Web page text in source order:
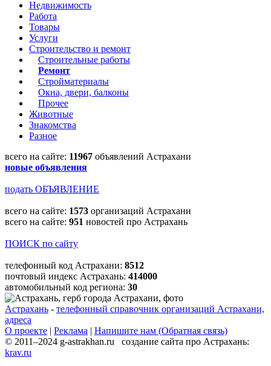
Недвижимость
Работа
Товары
Услуги
Строительство и ремонт
Строительные работы
Ремонт
Стройматериалы
Окна, двери, балконы
Прочее
Животные
Знакомства
Разное
всего на сайте: 11967 объявлений Астрахани
новые объявления
подать ОБЪЯВЛЕНИЕ
всего на сайте: 1573 организаций Астрахани
всего на сайте: 951 новостей про Астрахань
ПОИСК по сайту
телефонный код Астрахани: 8512
почтовый индекс Астрахань: 414000
автомобильный код региона: 30
Астрахань - телефонный справочник организаций Астрахани,
адреса
О проекте | Реклама | Напишите нам (Обратная связь)
© 2011–2024 g-astrakhan.ru создание сайта про Астрахань:
krav.ru